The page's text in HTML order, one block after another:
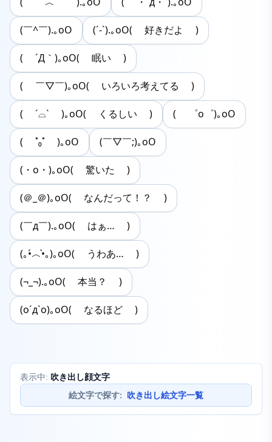
(￣^￣).｡oO (´-`).｡oO( 好きだよ )
( ´Д｀)｡oO( 眠い )
( ￣▽￣)｡oO( いろいろ考えてる )
( ´⌓` )｡oO( くるしい ) ( ゜o゜)｡oO
( ˚₀˚ )｡oO (￣▽￣;)｡oO
(・o・)｡oO( 驚いた )
(＠_＠)｡oO( なんだって！？ )
(￣д￣).｡oO( はぁ… )
(｡•́︿•̀｡)｡oO( うわあ… )
(¬_¬).｡oO( 本当？ )
(o´д`o)｡oO( なるほど )
表示中: 吹き出し顔文字
絵文字で探す: 吹き出し絵文字一覧